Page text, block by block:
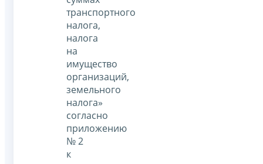
транспортного
налога,
налога
на
имущество
организаций,
земельного
налога»
согласно
приложению
№ 2
к